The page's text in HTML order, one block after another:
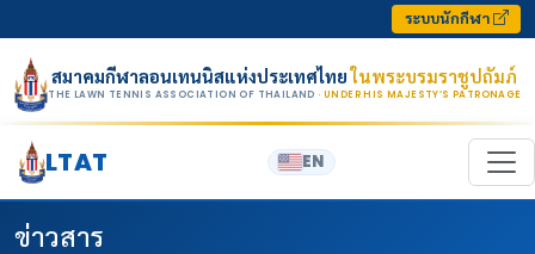
ระบบนักกีฬา
สมาคมกีฬาลอนเทนนิสแห่งประเทศไทยในพระบรมราชูปถัมภ์
THE LAWN TENNIS ASSOCIATION OF THAILAND · UNDER HIS MAJESTY’S PATRONAGE
LTAT EN
ข่าวสาร